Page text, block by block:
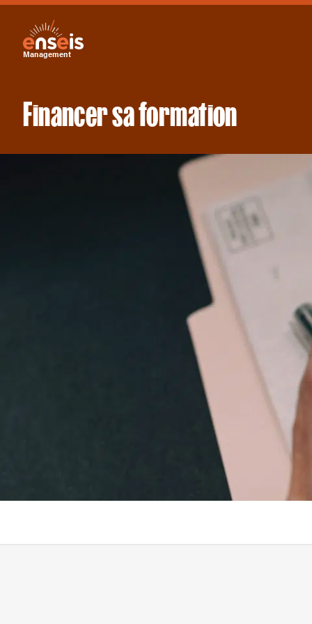
Management
Financer sa formation